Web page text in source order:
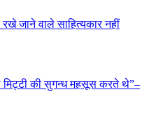
जाने वाले साहित्यकार नहीं
मिट्टी की सुगन्ध महसूस करते थे”–